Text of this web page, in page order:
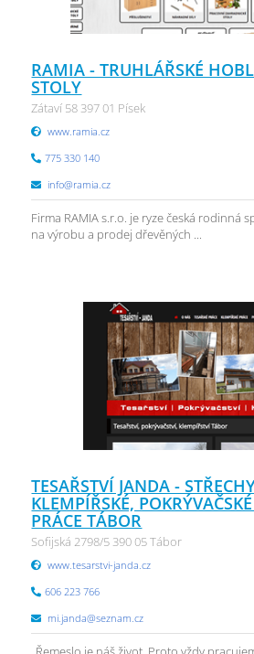
RAMIA - TRUHLÁŘSKÉ
STOLY
Zátaví 58 397 01 Písek
www.ramia.cz
775 330 140
info@ramia.cz
Firma RAMIA s.r.o. je ryze česká rodinná
na výrobu a prodej dřevěných ...
TESAŘSTVÍ JANDA -
KLEMPÍŘSKÉ,
PRÁCE TÁBOR
Sofijská 2798/5 390 05 Tábor
www.tesarstvi-janda.cz
606 223 766
mi.janda@seznam.cz